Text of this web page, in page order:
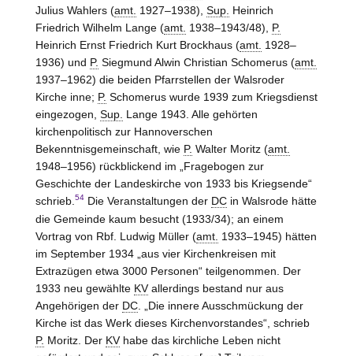
Julius Wahlers (amt. 1927–1938), Sup. Heinrich
Friedrich Wilhelm Lange (amt. 1938–1943/48), P.
Heinrich Ernst Friedrich Kurt Brockhaus (amt. 1928–
1936) und P. Siegmund Alwin Christian Schomerus (amt.
1937–1962) die beiden Pfarrstellen der Walsroder
Kirche inne; P. Schomerus wurde 1939 zum Kriegsdienst
eingezogen, Sup. Lange 1943. Alle gehörten
kirchenpolitisch zur Hannoverschen
Bekenntnisgemeinschaft, wie P. Walter Moritz (amt.
1948–1956) rückblickend im „Fragebogen zur
Geschichte der Landeskirche von 1933 bis Kriegsende“
schrieb. 54Die Veranstaltungen der DCin Walsrode hätte
die Gemeinde kaum besucht (1933/34); an einem
Vortrag von Rbf. Ludwig Müller (amt. 1933–1945) hätten
im September 1934 „aus vier Kirchenkreisen mit
Extrazügen etwa 3000 Personen“ teilgenommen. Der
1933 neu gewählte KVallerdings bestand nur aus
Angehörigen der DC. „Die innere Ausschmückung der
Kirche ist das Werk dieses Kirchenvorstandes“, schrieb
P. Moritz. Der KVhabe das kirchliche Leben nicht